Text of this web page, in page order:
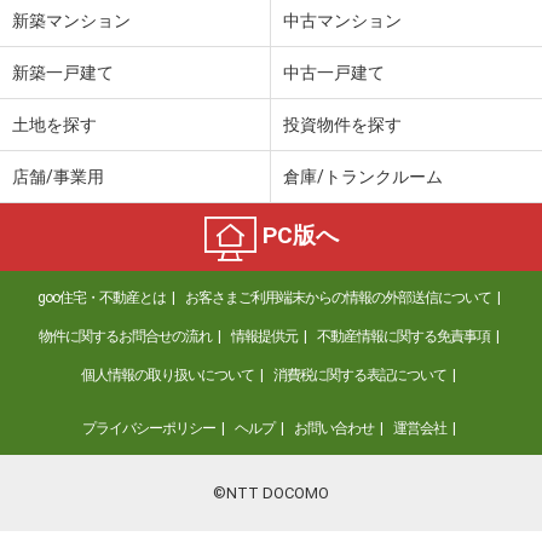
新築マンション 中古マンション
新築一戸建て 中古一戸建て
土地を探す 投資物件を探す
店舗/事業用 倉庫/トランクルーム
PC版へ
goo住宅・不動産とは お客さまご利用端末からの情報の外部送信について
物件に関するお問合せの流れ 情報提供元 不動産情報に関する免責事項
個人情報の取り扱いについて 消費税に関する表記について
プライバシーポリシー ヘルプ お問い合わせ 運営会社
©NTT DOCOMO